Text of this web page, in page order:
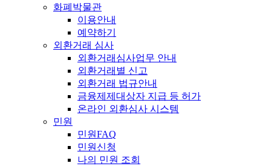
화폐박물관
이용안내
예약하기
외환거래 심사
외환거래심사업무 안내
외환거래별 신고
외환거래 법규안내
금융제제대상자 지급 등 허가
온라인 외환심사 시스템
민원
민원FAQ
민원신청
나의 민원 조회